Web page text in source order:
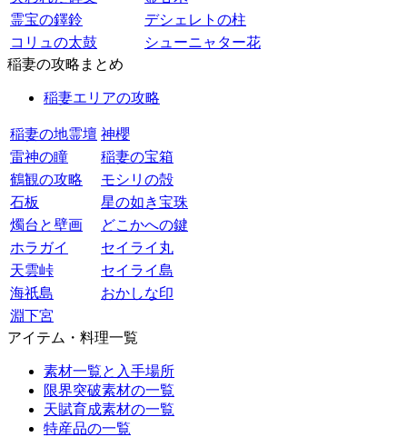
霊宝の鐸鈴
デシェレトの柱
コリュの太鼓
シューニャター花
稲妻の攻略まとめ
稲妻エリアの攻略
稲妻の地霊壇 神櫻
雷神の瞳
稲妻の宝箱
鶴観の攻略
モシリの殻
石板
星の如き宝珠
燭台と壁画
どこかへの鍵
ホラガイ
セイライ丸
天雲峠
セイライ島
海祇島
おかしな印
淵下宮
アイテム・料理一覧
素材一覧と入手場所
限界突破素材の一覧
天賦育成素材の一覧
特産品の一覧